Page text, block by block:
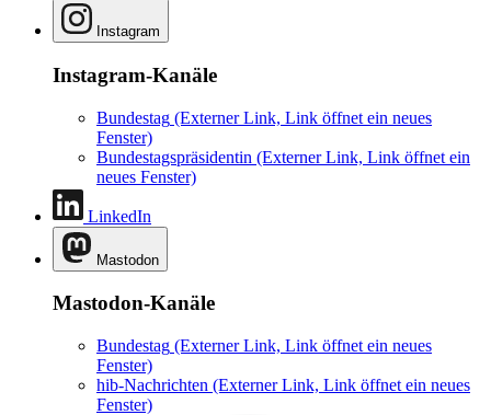
Instagram
Instagram-Kanäle
Bundestag (Externer Link, Link öffnet ein neues
Fenster)
Bundestagspräsidentin (Externer Link, Link öffnet ein
neues Fenster)
LinkedIn
Mastodon
Mastodon-Kanäle
Bundestag (Externer Link, Link öffnet ein neues
Fenster)
hib-Nachrichten (Externer Link, Link öffnet ein neues
Fenster)